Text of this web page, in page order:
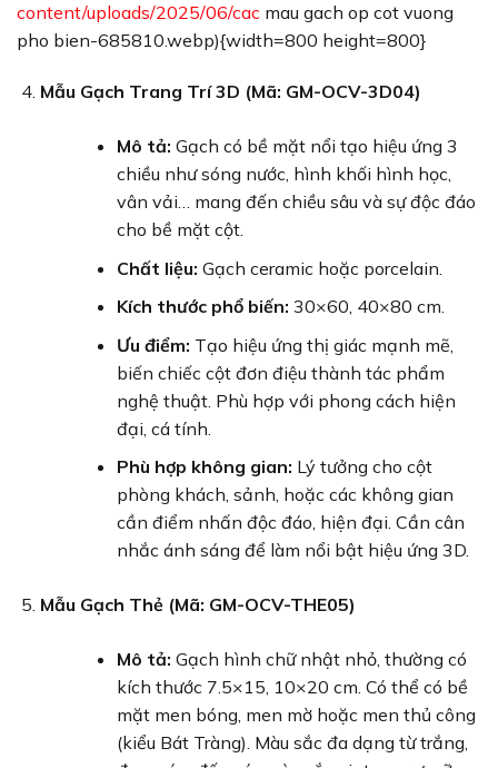
content/uploads/2025/06/cac mau gach op cot vuong
pho bien-685810.webp){width=800 height=800}
Mẫu Gạch Trang Trí 3D (Mã: GM-OCV-3D04)
Mô tả: Gạch có bề mặt nổi tạo hiệu ứng 3
chiều như sóng nước, hình khối hình học,
vân vải… mang đến chiều sâu và sự độc đáo
cho bề mặt cột.
Chất liệu: Gạch ceramic hoặc porcelain.
Kích thước phổ biến: 30×60, 40×80 cm.
Ưu điểm: Tạo hiệu ứng thị giác mạnh mẽ,
biến chiếc cột đơn điệu thành tác phẩm
nghệ thuật. Phù hợp với phong cách hiện
đại, cá tính.
Phù hợp không gian: Lý tưởng cho cột
phòng khách, sảnh, hoặc các không gian
cần điểm nhấn độc đáo, hiện đại. Cần cân
nhắc ánh sáng để làm nổi bật hiệu ứng 3D.
Mẫu Gạch Thẻ (Mã: GM-OCV-THE05)
Mô tả: Gạch hình chữ nhật nhỏ, thường có
kích thước 7.5×15, 10×20 cm. Có thể có bề
mặt men bóng, men mờ hoặc men thủ công
(kiểu Bát Tràng). Màu sắc đa dạng từ trắng,